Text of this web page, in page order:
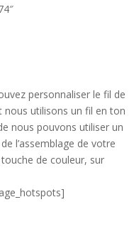
personnaliser le fil de
utilisons un fil en ton
nous pouvons utiliser un
l’assemblage de votre
de couleur, sur